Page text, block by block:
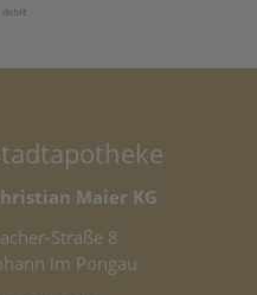
Maier KG
Straße 8
im Pongau